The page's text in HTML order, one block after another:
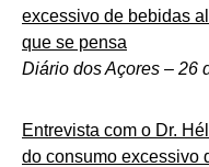
excessivo de bebidas
que se pensa
Diário dos Açores – 26
Entrevista com o Dr.
do consumo excessivo